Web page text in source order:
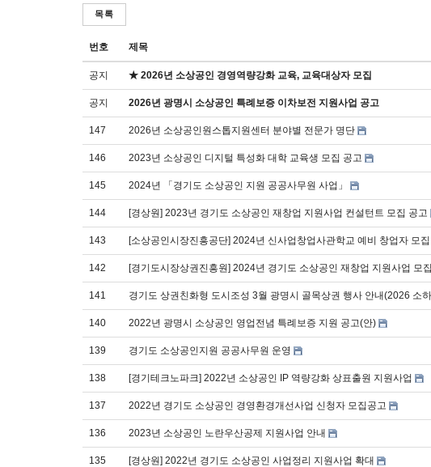
목록
번호 제목
공지 ★ 2026년 소상공인 경영역량강화 교육, 교육대상자 모집
공지 2026년 광명시 소상공인 특례보증 이차보전 지원사업 공고
147 2026년 소상공인원스톱지원센터 분야별 전문가 명단
146 2023년 소상공인 디지털 특성화 대학 교육생 모집 공고
145 2024년 「경기도 소상공인 지원 공공사무원 사업」
144 [경상원] 2023년 경기도 소상공인 재창업 지원사업 컨설턴트 모집 공고
143 [소상공인시장진흥공단] 2024년 신사업창업사관학교 예비 창업자 모
142 [경기도시장상권진흥원] 2024년 경기도 소상공인 재창업 지원사업 모
141 경기도 상권친화형 도시조성 3월 광명시 골목상권 행사 안내(2026 소
140 2022년 광명시 소상공인 영업전념 특례보증 지원 공고(안)
139 경기도 소상공인지원 공공사무원 운영
138 [경기테크노파크] 2022년 소상공인 IP 역량강화 상표출원 지원사업
137 2022년 경기도 소상공인 경영환경개선사업 신청자 모집공고
136 2023년 소상공인 노란우산공제 지원사업 안내
135 [경상원] 2022년 경기도 소상공인 사업정리 지원사업 확대